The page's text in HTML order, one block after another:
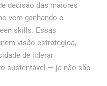
decisão das maiores
vem ganhando o
skills. Essas
visão estratégica,
de liderar
sustentável — já não são